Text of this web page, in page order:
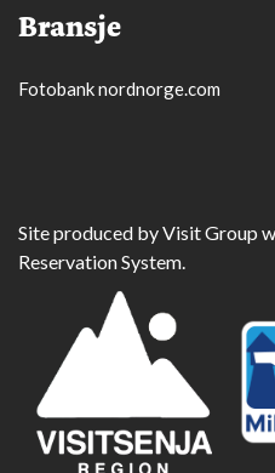
Bransje
Fotobank nordnorge.com
Site produced byVisit Group
Reservation System.